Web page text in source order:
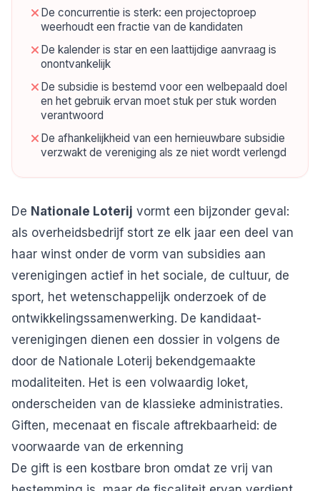
De concurrentie is sterk: een projectoproep
weerhoudt een fractie van de kandidaten
De kalender is star en een laattijdige aanvraag is
onontvankelijk
De subsidie is bestemd voor een welbepaald doel
en het gebruik ervan moet stuk per stuk worden
verantwoord
De afhankelijkheid van een hernieuwbare subsidie
verzwakt de vereniging als ze niet wordt verlengd
De Nationale Loterij vormt een bijzonder geval:
als overheidsbedrijf stort ze elk jaar een deel van
haar winst onder de vorm van subsidies aan
verenigingen actief in het sociale, de cultuur, de
sport, het wetenschappelijk onderzoek of de
ontwikkelingssamenwerking. De kandidaat-
verenigingen dienen een dossier in volgens de
door de Nationale Loterij bekendgemaakte
modaliteiten. Het is een volwaardig loket,
onderscheiden van de klassieke administraties.
Giften, mecenaat en fiscale aftrekbaarheid: de
voorwaarde van de erkenning
De gift is een kostbare bron omdat ze vrij van